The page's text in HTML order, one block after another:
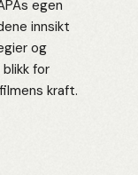
egen
innsikt
og
for
kraft.